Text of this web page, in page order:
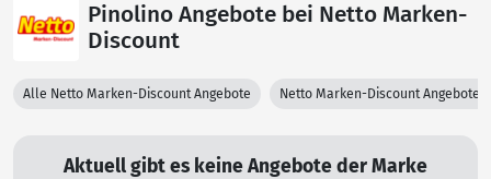
Pinolino Angebote bei Netto Marken-
Discount
Alle Netto Marken-Discount Angebote Netto Marken-Discount Angebote
Aktuell gibt es keine Angebote der Marke